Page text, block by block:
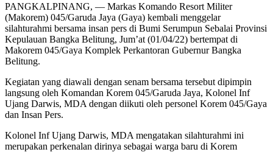
PANGKALPINANG, — Markas Komando Resort Militer
(Makorem) 045/Garuda Jaya (Gaya) kembali menggelar
silahturahmi bersama insan pers di Bumi Serumpun Sebalai Provinsi
Kepulauan Bangka Belitung, Jum’at (01/04/22) bertempat di
Makorem 045/Gaya Komplek Perkantoran Gubernur Bangka
Belitung.
Kegiatan yang diawali dengan senam bersama tersebut dipimpin
langsung oleh Komandan Korem 045/Garuda Jaya, Kolonel Inf
Ujang Darwis, MDA dengan diikuti oleh personel Korem 045/Gaya
dan Insan Pers.
Kolonel Inf Ujang Darwis, MDA mengatakan silahturahmi ini
merupakan perkenalan dirinya sebagai warga baru di Korem